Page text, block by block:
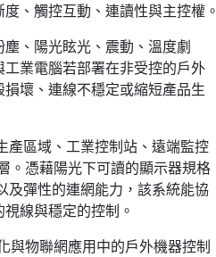
、觸控互動、連讀性與主控權。
、陽光眩光、震動、溫度劇
業電腦若部署在非受控的戶外
壞、連線不穩定或縮短產品生
產區域、工業控制站、遠端監控
。憑藉陽光下可讀的顯示器規格
及彈性的連網能力，該系統能協
線與穩定的控制。
與物聯網應用中的戶外機器控制